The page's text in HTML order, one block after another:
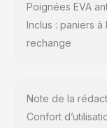
Poignées EVA
Inclus : paniers
rechange
Note de la
Confort